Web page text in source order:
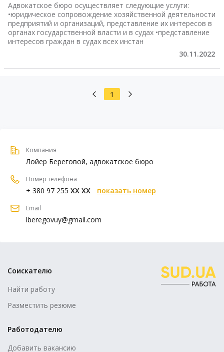
Адвокатское бюро осуществляет следующие услуги:
•юридическое сопровождение хозяйственной деятельности
предприятий и организаций, представление их интересов в
органах государственной власти и в судах •представление
интересов граждан в судах всех инстан
30.11.2022
1
Компания
Лойер Береговой, адвокатское бюро
Номер телефона
+ 380 97 255 XX XX показать номер
Email
lberegovuy@gmail.com
Соискателю
Найти работу
Разместить резюме
Работодателю
Добавить вакансию